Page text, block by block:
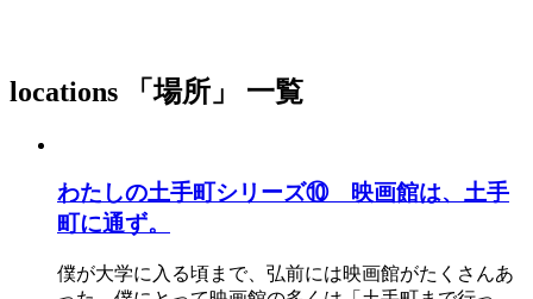
locations 「場所」 一覧
わたしの土手町シリーズ⑩ 映画館は、土手
町に通ず。
僕が大学に入る頃まで、弘前には映画館がたくさんあ